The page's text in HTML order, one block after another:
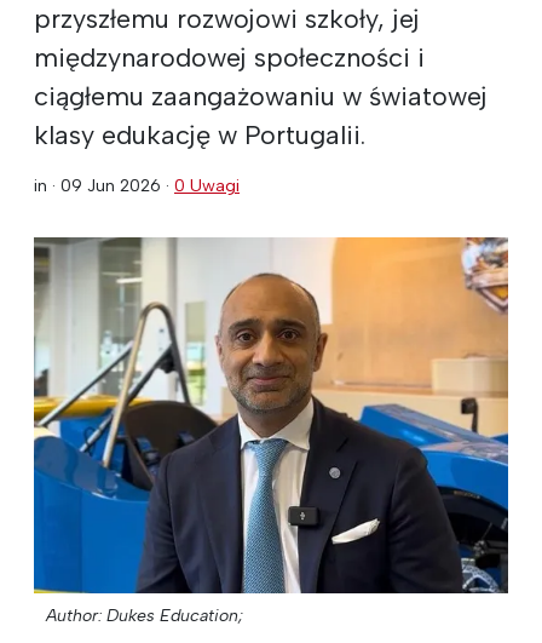
przyszłemu rozwojowi szkoły, jej
międzynarodowej społeczności i
ciągłemu zaangażowaniu w światowej
klasy edukację w Portugalii.
in · 09 Jun 2026 · 0 Uwagi
Author: Dukes Education;